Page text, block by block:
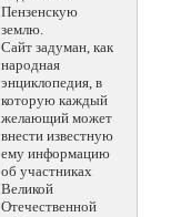
Пензенскую
землю.
Сайт задуман, как
народная
энциклопедия, в
которую каждый
желающий может
внести известную
ему информацию
об участниках
Великой
Отечественной